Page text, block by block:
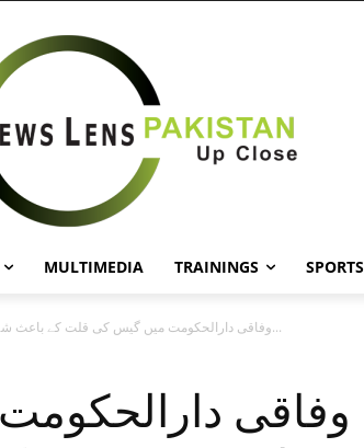
MULTIMEDIA TRAININGS SPORTS
وفاقی دارالحکومت میں گیس کی قلت کے باعث شہریوں کی مشکلات میں...
وفاقی